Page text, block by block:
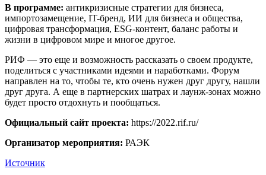
В программе: антикризисные стратегии для бизнеса,
импортозамещение, IT-бренд, ИИ для бизнеса и общества,
цифровая трансформация, ESG-контент, баланс работы и
жизни в цифровом мире и многое другое.
РИФ — это еще и возможность рассказать о своем продукте,
поделиться с участниками идеями и наработками. Форум
направлен на то, чтобы те, кто очень нужен друг другу, нашли
друг друга. А еще в партнерских шатрах и лаунж-зонах можно
будет просто отдохнуть и пообщаться.
Официальный сайт проекта: https://2022.rif.ru/
Организатор мероприятия: РАЭК
Источник